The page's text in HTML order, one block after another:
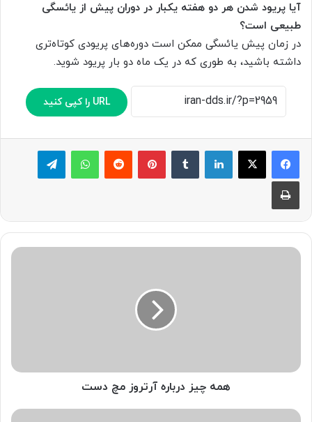
آیا پریود شدن هر دو هفته یکبار در دوران پیش از یائسگی
طبیعی است؟
در زمان پیش یائسگی ممکن است دوره‌های پریودی کوتاه‌تری
داشته باشید، به طوری که در یک ماه دو بار پریود شوید.
URL را کپی کنید
لینکدین ‫تامبلر پینترست‫رددیت واتس آپ تلگرام
چاپ
همه
همه چیز درباره آرتروز مچ دست
لخته